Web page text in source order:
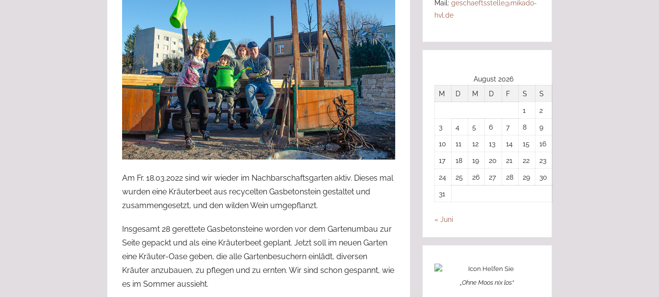
ihren
Heimatorten
im
Havelland
engagieren
und
beteiligen
wollten.
Am Fr. 18.03.2022 sind wir wieder im Nachbarschaftsgarten aktiv. Dieses mal
wurden eine Kräuterbeet aus recycelten Gasbetonstein gestaltet und
zusammengesetzt, und den wilden Wein umgepflanzt.
Insgesamt 28 gerettete Gasbetonsteine worden vor dem Gartenumbau zur
Seite gepackt und als eine Kräuterbeet geplant. Jetzt soll im neuen Garten
eine Kräuter-Oase geben, die alle Gartenbesuchern einlädt, diversen
Kräuter anzubauen, zu pflegen und zu ernten. Wir sind schon gespannt, wie
es im Sommer aussieht.
Mail: geschaeftsstelle@mikado-
hvl.de
August 2026
M
D M D F S
S
1
2
3
4 5 6 7 8
9
10
11 12 13 14 15
16
17
18 19 20 21 22
23
24
25 26 27 28 29
30
31
« Juni
„Ohne Moos nix los“